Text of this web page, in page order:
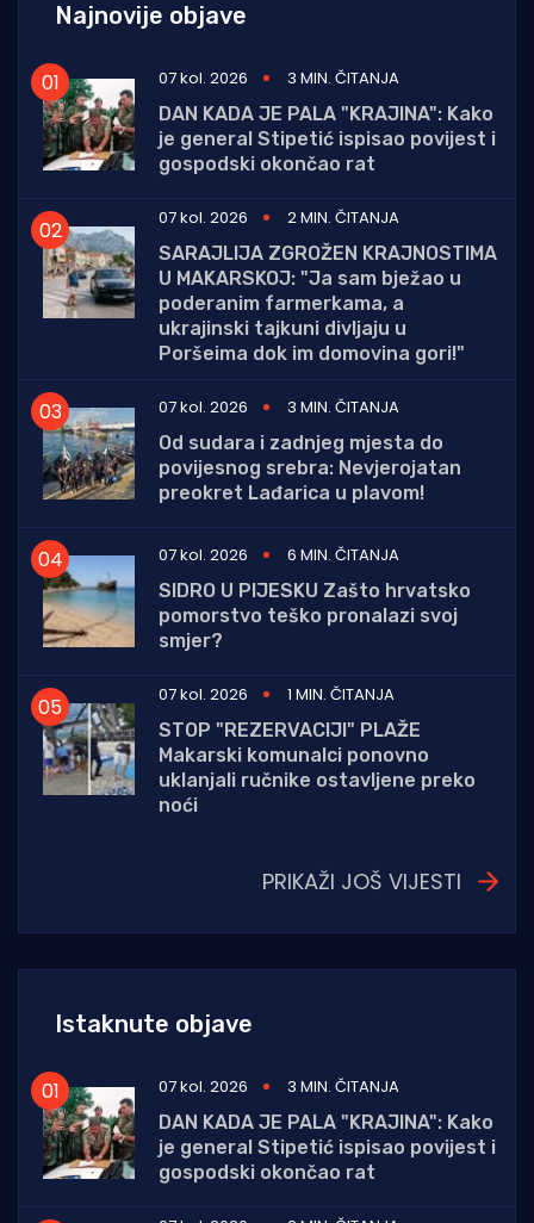
Najnovije objave
07 kol. 2026
3 MIN. ČITANJA
DAN KADA JE PALA "KRAJINA": Kako
je general Stipetić ispisao povijest i
gospodski okončao rat
07 kol. 2026
2 MIN. ČITANJA
SARAJLIJA ZGROŽEN KRAJNOSTIMA
U MAKARSKOJ: "Ja sam bježao u
poderanim farmerkama, a
ukrajinski tajkuni divljaju u
Poršeima dok im domovina gori!"
07 kol. 2026
3 MIN. ČITANJA
Od sudara i zadnjeg mjesta do
povijesnog srebra: Nevjerojatan
preokret Lađarica u plavom!
07 kol. 2026
6 MIN. ČITANJA
SIDRO U PIJESKU Zašto hrvatsko
pomorstvo teško pronalazi svoj
smjer?
07 kol. 2026
1 MIN. ČITANJA
STOP "REZERVACIJI" PLAŽE
Makarski komunalci ponovno
uklanjali ručnike ostavljene preko
noći
PRIKAŽI JOŠ VIJESTI
Istaknute objave
07 kol. 2026
3 MIN. ČITANJA
DAN KADA JE PALA "KRAJINA": Kako
je general Stipetić ispisao povijest i
gospodski okončao rat